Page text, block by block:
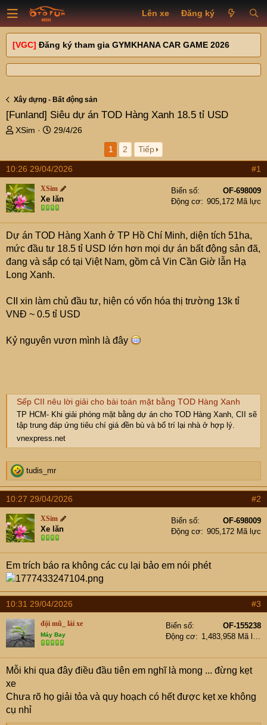
Lên xe Đăng ký
[VGC] Đăng ký tham gia GYMKHANA CAR GAME 2026
Xây dựng - Bất động sản
[Funland] Siêu dự án TOD Hàng Xanh 18.5 tỉ USD
T
e
a
d
s
t
r
t
e
r
XSim
N
y
g
ử
i
29/4/26
1
2 Tiếp
10:26 29/04/2026 #1
XSim
Xe lăn
Biển số
OF-698009
Động cơ
905,172 Mã lực
Dự án TOD Hàng Xanh ở TP Hồ Chí Minh, diện tích 51ha,
mức đầu tư 18.5 tỉ USD lớn hơn mọi dự án bất động sản đã,
đang và sắp có tại Việt Nam, gồm cả Vin Cần Giờ lẫn Hạ
Long Xanh.
CII xin làm chủ đầu tư, hiện có vốn hóa thị trường 13k tỉ
VNĐ ~ 0.5 tỉ USD
Kỷ nguyên vươn mình là đây
Sếp CII nêu lời giải cho bài toán mặt bằng TOD Hàng Xanh
TP HCM- Khi giải phóng mặt bằng dự án cho TOD Hàng Xanh, CII sẽ
tập trung đáp ứng tiêu chí giá đền bù và bố trí lại nhà ở hợp lý.
vnexpress.net
R
e
a
t
i
o
n
s
:
tudis_mr
10:27 29/04/2026 #2
XSim
Xe lăn
Biển số
OF-698009
Động cơ
905,172 Mã lực
Em trích báo ra không các cụ lại bảo em nói phét
10:31 29/04/2026 #3
đội mũ_ lái xe
Máy Bay
Biển số
OF-155238
Động cơ
Mỗi khi qua đây điều đầu tiên em nghĩ là mong ... đừng kẹt
xe
Chưa rõ họ giải tỏa và quy hoạch có hết được kẹt xe không
cụ nhỉ